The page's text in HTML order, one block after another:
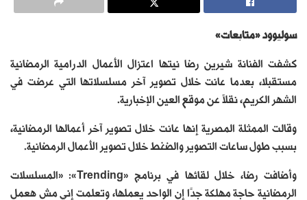
سوليوود «متابعات»
كشفت الفنانة شيرين رضا نيتها اعتزال الأعمال الدرامية الرمضانية
مستقبلا، بعدما عانت خلال تصوير آخر مسلسلاتها التي عرضت في
الشهر الكريم، نقلاً عن موقع العين الإخبارية.
وقالت الممثلة المصرية إنها عانت خلال تصوير آخر أعمالها الرمضانية،
بسبب طول ساعات التصوير والضغط خلال تصوير الأعمال الرمضانية.
وأضافت رضا، خلال لقائها في برنامج «Trending»: «المسلسلات
الرمضانية حاجة مهلكة جدًا إن الواحد يعملها، وتعلمت إني مش هعمل